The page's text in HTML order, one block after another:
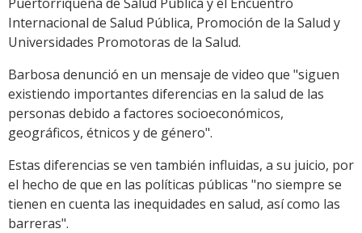
Internacional de Salud Pública, Promoción de la Salud y
Universidades Promotoras de la Salud.
Barbosa denunció en un mensaje de video que "siguen
existiendo importantes diferencias en la salud de las
personas debido a factores socioeconómicos,
geográficos, étnicos y de género".
Estas diferencias se ven también influidas, a su juicio, por
el hecho de que en las políticas públicas "no siempre se
tienen en cuenta las inequidades en salud, así como las
barreras".